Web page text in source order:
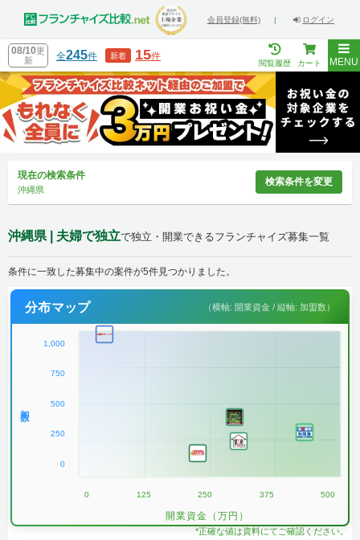
会員登録(無料) | ログイン
08/10更
新
全245件 新着 15件
閲覧履歴 カート MENU
現在の検索条件
沖縄県
検索条件を変更
沖縄県 | 夫婦で独立で独立・開業できるフランチャイズ募集一覧
条件に一致した募集中の案件が5件見つかりました。
分布マップ （横軸: 開業資金 / 縦軸: 加盟数）
1,000
750
500
250
0
0 125 250 375 500
開業資金（万円）
*正確な値は資料にてご確認ください。